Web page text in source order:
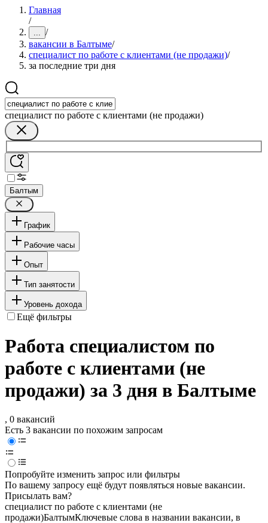
Главная
/
... /
вакансии в Балтыме/
специалист по работе с клиентами (не продажи)/
за последние три дня
специалист по работе с клиентами (не продажи)
Балтым
График
Рабочие часы
Опыт
Тип занятости
Уровень дохода
Ещё фильтры
Работа специалистом по
работе с клиентами (не
продажи) за 3 дня в Балтыме
, 0 вакансий
Есть 3 вакансии по похожим запросам
Попробуйте изменить запрос или фильтры
По вашему запросу ещё будут появляться новые вакансии.
Присылать вам?
специалист по работе с клиентами (не
продажи)БалтымКлючевые слова в названии вакансии, в